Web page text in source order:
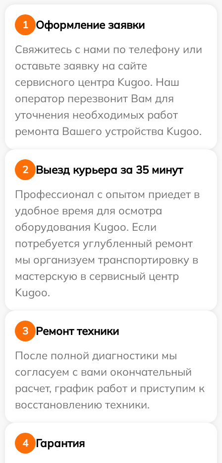
1
Оформление заявки
Свяжитесь с нами по телефону или
оставьте заявку на сайте
сервисного центра Kugoo. Наш
оператор перезвонит Вам для
уточнения необходимых работ
ремонта Вашего устройства Kugoo.
2
Выезд курьера за 35 минут
Профессионал с опытом приедет в
удобное время для осмотра
оборудования Kugoo. Если
потребуется углубленный ремонт
мы организуем транспортировку в
мастерскую в сервисный центр
Kugoo.
3
Ремонт техники
После полной диагностики мы
согласуем с вами окончательный
расчет, график работ и приступим к
восстановлению техники.
4
Гарантия